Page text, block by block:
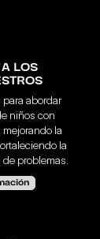
LOS
abordar
niños con
la
la
problemas.